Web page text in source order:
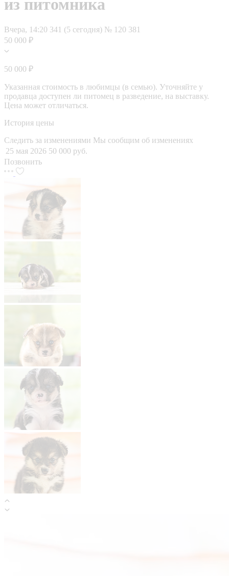
из питомника
Вчера, 14:20 341 (5 сегодня) № 120 381
50 000 ₽
50 000 ₽
Указанная стоимость в любимцы (в семью). Уточняйте у
продавца доступен ли питомец в разведение, на выставку.
Цена может отличаться.
История цены
Следить за изменениями Мы сообщим об изменениях
25 мая 2026 50 000 руб.
Позвонить